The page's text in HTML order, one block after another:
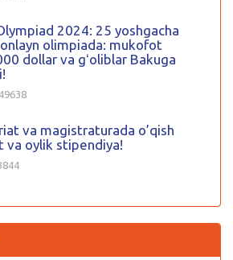
2024: 25 yoshgacha
onlayn olimpiada: mukofot
dollar va gʻoliblar Bakuga
va magistraturada o’qish
va oylik stipendiya!